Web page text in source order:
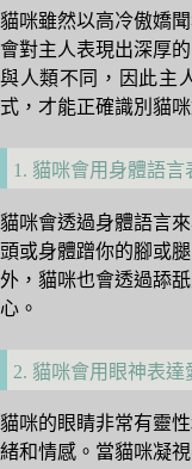
貓咪雖然以高冷傲嬌
會對主人表現出深厚
與人類不同，因此主
式，才能正確識別貓
1. 貓咪會用身體語言
貓咪會透過身體語言
頭或身體蹭你的腳或
外，貓咪也會透過舔
心。
2. 貓咪會用眼神表達
貓咪的眼睛非常有靈
緒和情感。當貓咪凝